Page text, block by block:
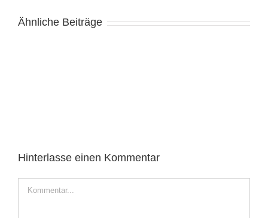
Ähnliche Beiträge
Hinterlasse einen Kommentar